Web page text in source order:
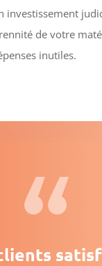
investissement
de votre
inutiles.